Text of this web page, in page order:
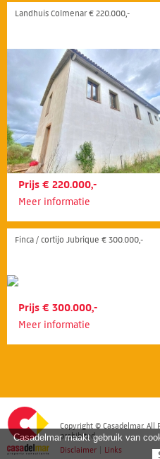
Landhuis Colmenar € 220.000,-
Prijs € 220.000,-
Meer informatie
Finca / cortijo Jubrique € 300.000,-
Prijs € 300.000,-
Meer informatie
Copyright © Casadelmar. All
prohibited.
Disclaimer | Links
Casadelmar maakt gebruik van